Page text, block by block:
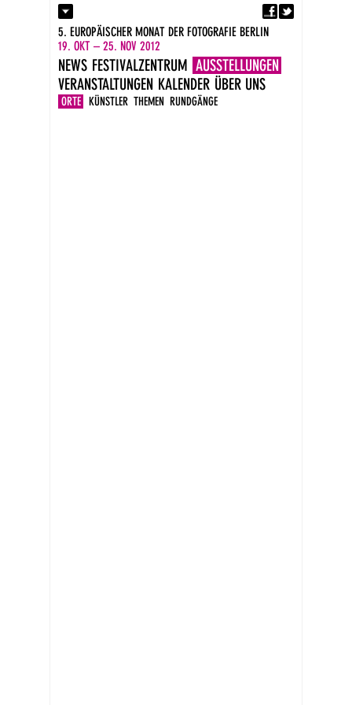
Kontakt
Presse
Newsletter
Impressum
DE
EN
5. EUROPÄISCHER MONAT DER FOTOGRAFIE BERLIN
19. OKT – 25. NOV 2012
NEWS FESTIVALZENTRUM AUSSTELLUNGEN
ORTE KÜNSTLER THEMEN RUNDGÄNGE
VERANSTALTUNGEN KALENDER ÜBER UNS